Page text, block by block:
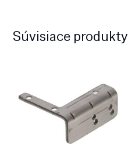
Súvisiace produkty